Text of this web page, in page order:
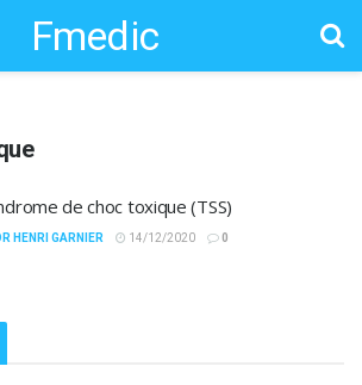
Fmedic
de choc toxique (TSS)
HENRI GARNIER 14/12/2020 0